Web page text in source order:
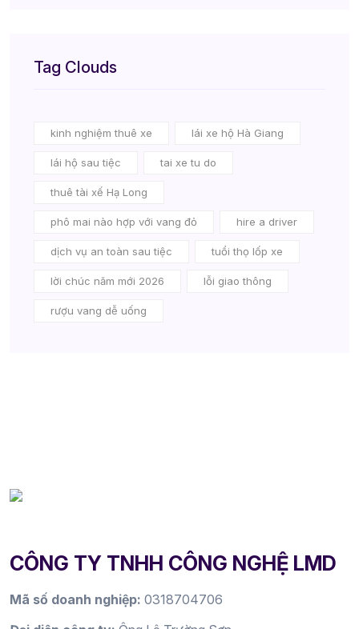
Tag Clouds
kinh nghiệm thuê xe lái xe hộ Hà Giang
lái hộ sau tiệc tai xe tu do
thuê tài xế Hạ Long
phô mai nào hợp với vang đỏ hire a driver
dịch vụ an toàn sau tiệc tuổi thọ lốp xe
lời chúc năm mới 2026 lỗi giao thông
rượu vang dễ uống
CÔNG TY TNHH CÔNG NGHỆ LMD
Mã số doanh nghiệp: 0318704706